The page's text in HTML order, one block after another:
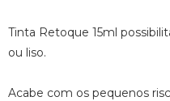
Tinta Retoque 15ml
ou liso.
Acabe com os pequenos